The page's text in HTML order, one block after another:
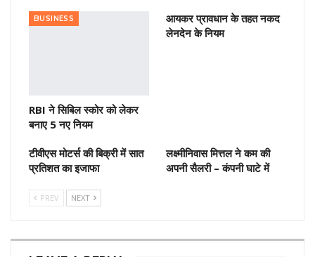
BUSINESS
RBI ने सिबिल स्कोर को लेकर
बनाए 5 नए नियम
आयकर प्रावधान के तहत नकद
लेनदेन के नियम
टीवीएस मोटर्स की बिक्री में सात
प्रतिशत का इजाफा
लक्ष्मीनिवास मित्तल ने कम की
अपनी सैलरी – कंपनी घाटे में
PREV NEXT